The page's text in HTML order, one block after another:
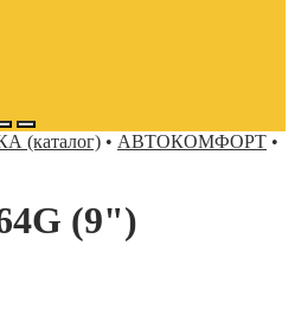
(каталог) • АВТОКОМФОРТ •
(9")